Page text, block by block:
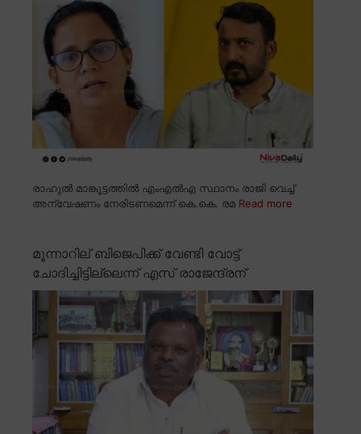
രാഹുൽ മാങ്കൂട്ടത്തിൽ എംഎൽഎ സ്ഥാനം രാജി വെച്ച്
അന്വേഷണം നേരിടണമെന്ന് കെ.കെ. രമ Read more
മൂന്നാറില് ബിജെപിക്ക് വേണ്ടി വോട്ട്
ചോദിച്ചിട്ടില്ലെന്ന് എസ് രാജേന്ദ്രന്